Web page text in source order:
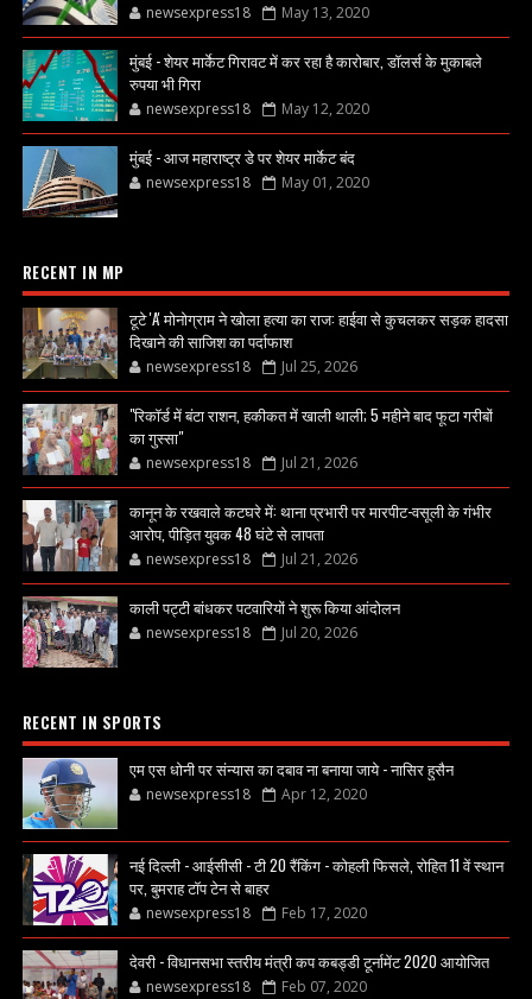
newsexpress18 May 13, 2020
मुंबई - शेयर मार्केट गिरावट में कर रहा है कारोबार, डॉलर्स के मुकाबले
रुपया भी गिरा
newsexpress18 May 12, 2020
मुंबई - आज महाराष्ट्र डे पर शेयर मार्केट बंद
newsexpress18 May 01, 2020
RECENT IN MP
टूटे 'A' मोनोग्राम ने खोला हत्या का राज: हाईवा से कुचलकर सड़क हादसा
दिखाने की साजिश का पर्दाफाश
newsexpress18 Jul 25, 2026
"रिकॉर्ड में बंटा राशन, हकीकत में खाली थाली; 5 महीने बाद फूटा गरीबों
का गुस्सा"
newsexpress18 Jul 21, 2026
कानून के रखवाले कटघरे में: थाना प्रभारी पर मारपीट-वसूली के गंभीर
आरोप, पीड़ित युवक 48 घंटे से लापता
newsexpress18 Jul 21, 2026
काली पट्टी बांधकर पटवारियों ने शुरू किया आंदोलन
newsexpress18 Jul 20, 2026
RECENT IN SPORTS
एम एस धोनी पर संन्यास का दबाव ना बनाया जाये - नासिर हुसैन
newsexpress18 Apr 12, 2020
नई दिल्ली - आईसीसी - टी 20 रैंकिंग - कोहली फिसले, रोहित 11 वें स्थान
पर, बुमराह टॉप टेन से बाहर
newsexpress18 Feb 17, 2020
देवरी - विधानसभा स्तरीय मंत्री कप कबड्डी टूर्नामेंट 2020 आयोजित
newsexpress18 Feb 07, 2020